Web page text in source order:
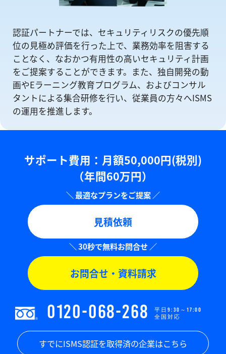
認証パートナーでは、セキュリティリスクの優先順
位の⾒極め評価を⾏った上で、業務効率を阻害する
ことなく、なおかつ有⽤性の⾼いセキュリティ計画
をご提案することができます。また、独自開発の動
画やEラーニング教育プログラム、およびコンサル
タントによる集合研修を⾏い、従業員の方々へISMS
の運⽤を推進します。
サポート費用：⽉額50,000円(税別)
（年間60万円）
見積依頼
お問合せ・資料請求
0120-068-268
平日9:30～17:00
全国対応
すでにISMS認証を取得済の企業はこちら